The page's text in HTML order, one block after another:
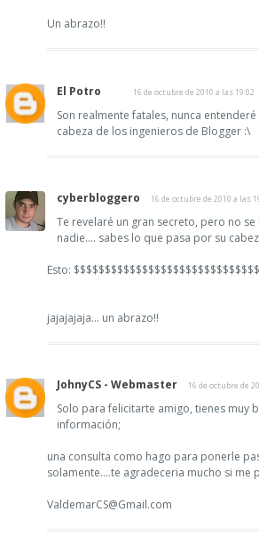
Un abrazo!!
El Potro 16 de octubre de 2010 a las 19:02
Son realmente fatales, nunca
cabeza de los ingenieros de Blogger :\
cyberbloggero 16 de octubre de 2010 a las
Te revelaré un gran secreto, pero no se
nadie.... sabes lo que pasa por su
Esto:
jajajajaja... un abrazo!!
JohnyCS - Webmaster 16 de octubre de
Solo para felicitarte amigo, tienes muy
información;
una consulta como hago para ponerle
solamente....te agradeceria mucho si me
ValdemarCS@Gmail.com